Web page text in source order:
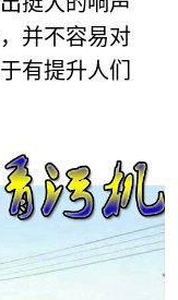
并不容易对
有提升人们